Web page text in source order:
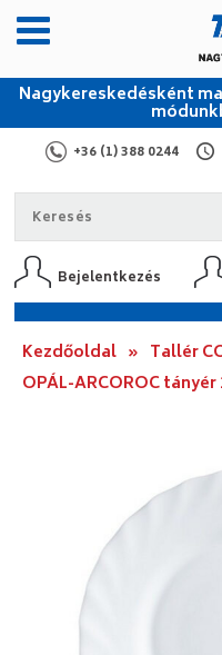
Nagykereskedésként
+36 (1) 388 0244
Bejelentkezés
Kezdőoldal » Tallér
OPÁL-ARCOROC